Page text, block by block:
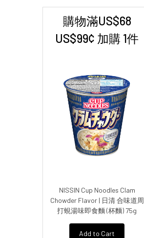
購物滿US$68
US$99¢ 加購 1件
NISSIN Cup Noodles Clam
Chowder Flavor | 日清 合味道周
打蜆湯味即食麵 (杯麵) 75g
Add to Cart